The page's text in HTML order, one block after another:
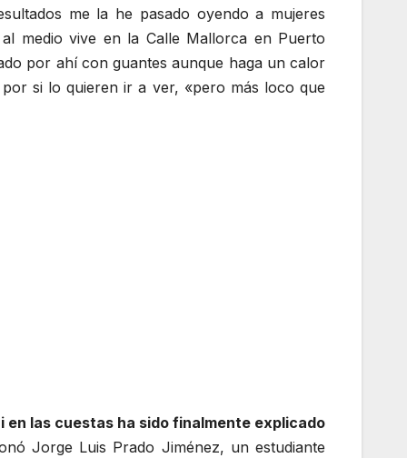
me la he pasado oyendo a mujeres
medio vive en la Calle Mallorca en Puerto
por ahí con guantes aunque haga un calor
si lo quieren ir a ver, «pero más loco que
en las cuestas ha sido finalmente explicado
Jorge Luis Prado Jiménez, un estudiante